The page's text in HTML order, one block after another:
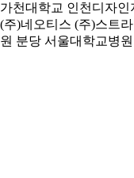
가천대학교 인천디자인
(주)네오티스 (주)스트
원 분당 서울대학교병원